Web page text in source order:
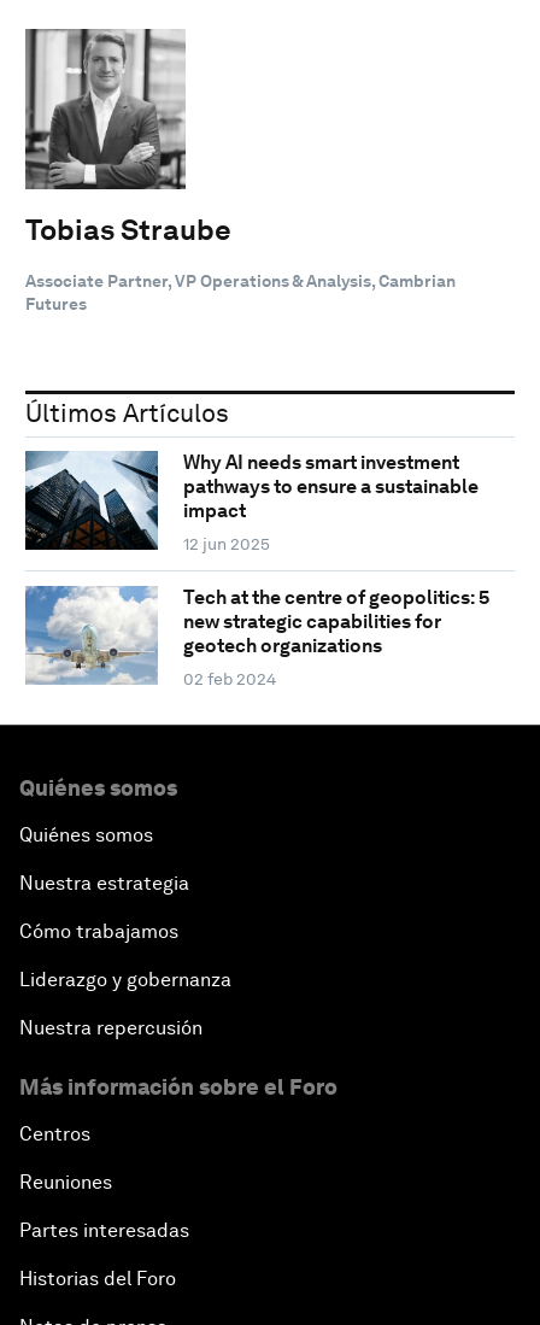
Tobias Straube
Associate Partner, VP Operations & Analysis, Cambrian
Futures
Últimos Artículos
Why AI needs smart investment
pathways to ensure a sustainable
impact
12 jun 2025
Tech at the centre of geopolitics: 5
new strategic capabilities for
geotech organizations
02 feb 2024
Quiénes somos
Quiénes somos
Nuestra estrategia
Cómo trabajamos
Liderazgo y gobernanza
Nuestra repercusión
Más información sobre el Foro
Centros
Reuniones
Partes interesadas
Historias del Foro